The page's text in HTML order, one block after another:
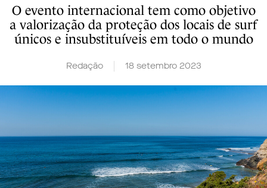
O evento internacional tem como objetivo
a valorização da proteção dos locais de surf
únicos e insubstituíveis em todo o mundo
Redação 18 setembro 2023